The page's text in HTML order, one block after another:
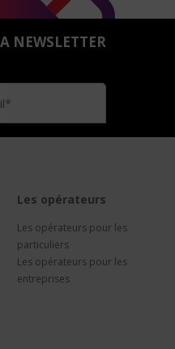
NEWSLETTER
Les opérateurs
Les opérateurs pour les
particuliers
Les opérateurs pour les
entreprises